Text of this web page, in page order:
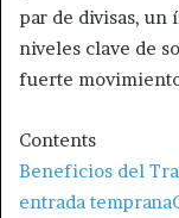
par de divisas,
niveles clave de
fuerte
Contents
Beneficios del
entrada temprana